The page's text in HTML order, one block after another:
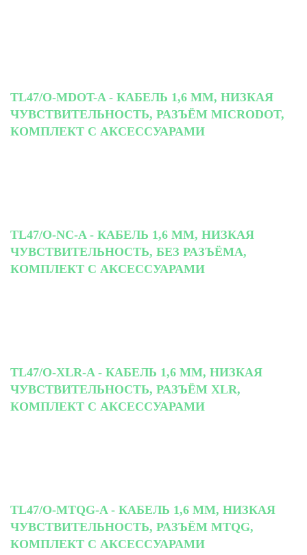
TL47/O-MDOT-A - КАБЕЛЬ 1,6 ММ, НИЗКАЯ
ЧУВСТВИТЕЛЬНОСТЬ, РАЗЪЁМ MICRODOT,
КОМПЛЕКТ С АКСЕССУАРАМИ
TL47/O-NC-A - КАБЕЛЬ 1,6 ММ, НИЗКАЯ
ЧУВСТВИТЕЛЬНОСТЬ, БЕЗ РАЗЪЁМА,
КОМПЛЕКТ С АКСЕССУАРАМИ
TL47/O-XLR-A - КАБЕЛЬ 1,6 ММ, НИЗКАЯ
ЧУВСТВИТЕЛЬНОСТЬ, РАЗЪЁМ XLR,
КОМПЛЕКТ С АКСЕССУАРАМИ
TL47/O-MTQG-A - КАБЕЛЬ 1,6 ММ, НИЗКАЯ
ЧУВСТВИТЕЛЬНОСТЬ, РАЗЪЁМ MTQG,
КОМПЛЕКТ С АКСЕССУАРАМИ